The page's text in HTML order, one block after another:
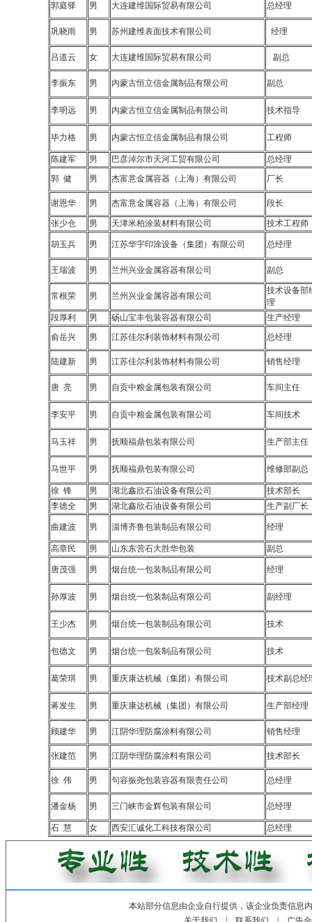
郭庭驿 男 大连建维国际贸易有限公司 总经理
巩晓雨 男 苏州建维表面技术有限公司 经理
吕道云 女 大连建维国际贸易有限公司 副总
李振东 男 内蒙古恒立信金属制品有限公司 副总
李明远 男 内蒙古恒立信金属制品有限公司 技术指导
毕力格 男 内蒙古恒立信金属制品有限公司 工程师
陈建军 男 巴彦淖尔市天河工贸有限公司
总经理
郭 健
男 杰富意金属容器（上海）有限公司 厂长
谢恩华 男 杰富意金属容器（上海）有限公司 段长
张少仓 男 天津米柏涂装材料有限公司 技术工程师
胡玉兵 男 江苏华宇印涂设备（集团）有限公司 总经理
王瑞波 男 兰州兴业金属容器有限公司 副总
常根荣 男 兰州兴业金属容器有限公司
技术设备部
理
段厚利
男 砀山宝丰包装容器有限公司
生产经理
俞岳兴
男 江苏佳尔利装饰材料有限公司 总经理
陆建新 男 江苏佳尔利装饰材料有限公司 销售经理
唐 亮 男 自贡中粮金属包装有限公司 车间主任
李安平 男 自贡中粮金属包装有限公司 车间技术
马玉祥 男 抚顺福鼎包装有限公司 生产部主任
马世平 男 抚顺福鼎包装有限公司 维修部副总
徐 锋 男 湖北鑫欣石油设备有限公司
技术部长
李德全
男 湖北鑫欣石油设备有限公司 生产副厂长
曲建波 男 淄博齐鲁包装制品有限公司 经理
高章民 男 山东东营石大胜华包装 副总
唐茂强 男 烟台统一包装制品有限公司 经理
孙厚波 男 烟台统一包装制品有限公司 副经理
王少杰 男 烟台统一包装制品有限公司 技术
包德文 男 烟台统一包装制品有限公司 技术
葛荣琪 男 重庆康达机械（集团）有限公司 技术副总经
蒋发生 男 重庆康达机械（集团）有限公司 生产部经理
顾建华 男 江阴华理防腐涂料有限公司 销售经理
张建范 男 江阴华理防腐涂料有限公司 技术部长
徐 伟 男 句容振尧包装容器有限责任公司 总经理
潘金杨 男 三门峡市金辉包装有限公司 总经理
石 慧 女 西安汇诚化工科技有限公司 总经理
本站部分信息由企业自行提供，该企业负责信息